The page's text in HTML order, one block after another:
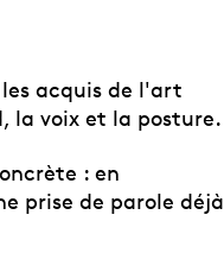
acquis de l'art
la voix et la posture.
: en
prise de parole déjà